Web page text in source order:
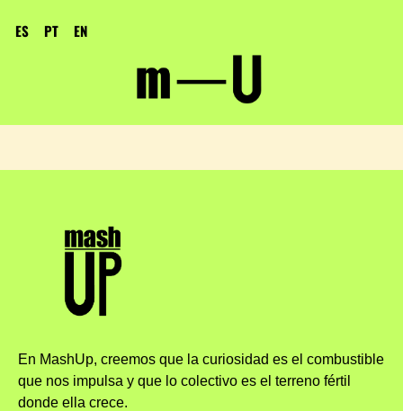
ES PT EN
En MashUp, creemos que la curiosidad es el combustible
que nos impulsa y que lo colectivo es el terreno fértil
donde ella crece.